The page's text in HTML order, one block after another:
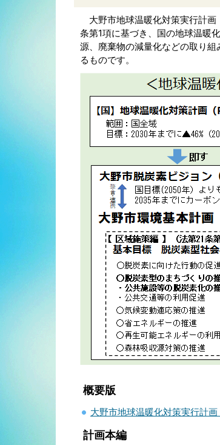
大野市地球温暖化対策実行計画
条第1項に基づき、国の地球温暖
源、廃棄物の減量化などの取り
るものです。
概要版
大野市地球温暖化対策実行計
計画本編